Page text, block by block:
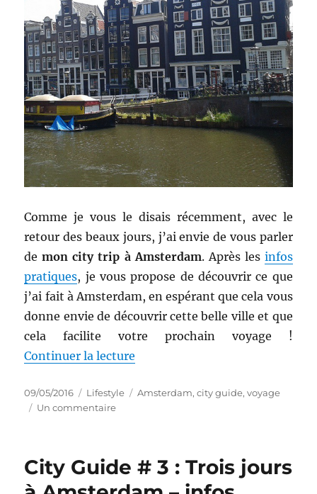
Comme je vous le disais récemment, avec le
retour des beaux jours, j’ai envie de vous parler
demon city trip à Amsterdam. Après les infos
pratiques, je vous propose de découvrir ce que
j’ai fait à Amsterdam, en espérant que cela vous
donne envie de découvrir cette belle ville et que
cela facilite votre prochain voyage !
Continuer la lecture
Publié
le
09/05/2016 Catégories
Lifestyle Étiquettes
Amsterdam,city guide,voyage
Un commentairesur
4
City Guide # 3 : Trois jours